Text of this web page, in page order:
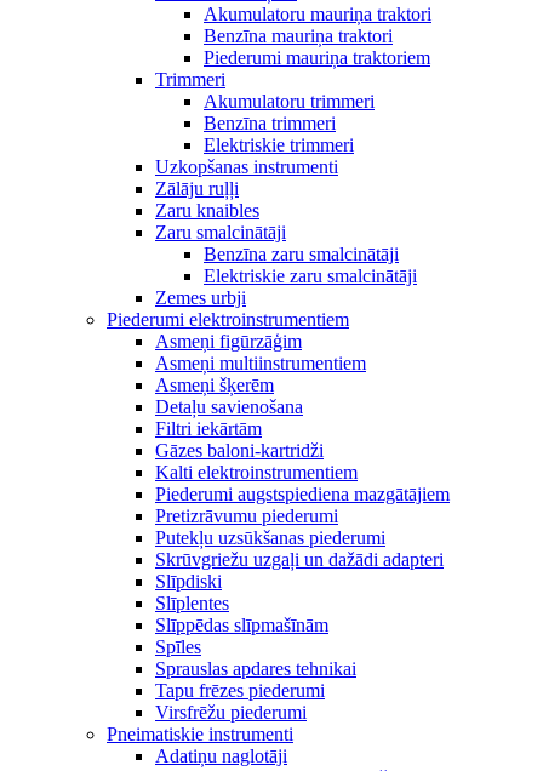
Akumulatoru mauriņa traktori
Benzīna mauriņa traktori
Piederumi mauriņa traktoriem
Trimmeri
Akumulatoru trimmeri
Benzīna trimmeri
Elektriskie trimmeri
Uzkopšanas instrumenti
Zālāju ruļļi
Zaru knaibles
Zaru smalcinātāji
Benzīna zaru smalcinātāji
Elektriskie zaru smalcinātāji
Zemes urbji
Piederumi elektroinstrumentiem
Asmeņi figūrzāģim
Asmeņi multiinstrumentiem
Asmeņi šķerēm
Detaļu savienošana
Filtri iekārtām
Gāzes baloni-kartridži
Kalti elektroinstrumentiem
Piederumi augstspiediena mazgātājiem
Pretizrāvumu piederumi
Putekļu uzsūkšanas piederumi
Skrūvgriežu uzgaļi un dažādi adapteri
Slīpdiski
Slīplentes
Slīppēdas slīpmašīnām
Spīles
Sprauslas apdares tehnikai
Tapu frēzes piederumi
Virsfrēžu piederumi
Pneimatiskie instrumenti
Adatiņu naglotāji